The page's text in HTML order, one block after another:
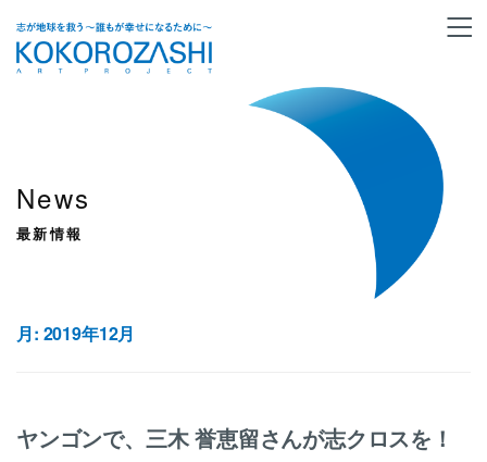
News
最新情報
月: 2019年12月
ヤンゴンで、三木 誉恵留さんが志クロスを！